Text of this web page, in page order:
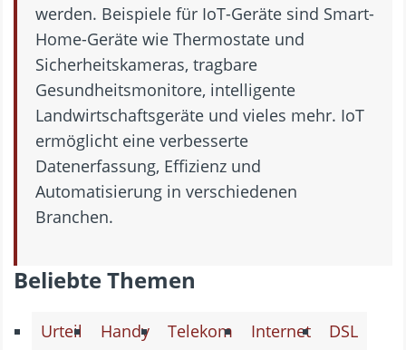
werden. Beispiele für IoT-Geräte sind Smart-
Home-Geräte wie Thermostate und
Sicherheitskameras, tragbare
Gesundheitsmonitore, intelligente
Landwirtschaftsgeräte und vieles mehr. IoT
ermöglicht eine verbesserte
Datenerfassung, Effizienz und
Automatisierung in verschiedenen
Branchen.
Beliebte Themen
Urteil Handy Telekom Internet
DSL